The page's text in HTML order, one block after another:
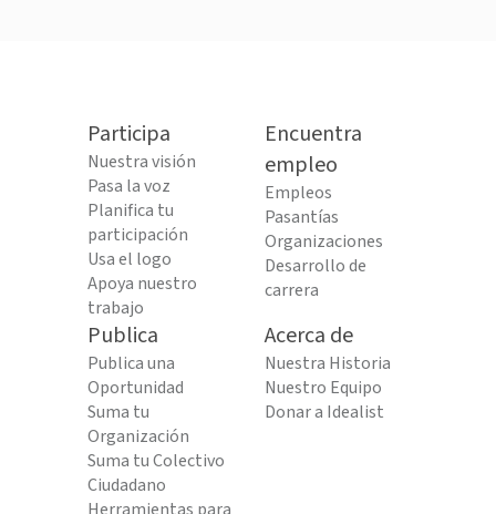
Participa
Nuestra visión
Pasa la voz
Planifica tu
participación
Usa el logo
Apoya nuestro
trabajo
Encuentra
empleo
Empleos
Pasantías
Organizaciones
Desarrollo de
carrera
Publica
Publica una
Oportunidad
Suma tu
Organización
Suma tu Colectivo
Ciudadano
Acerca de
Nuestra Historia
Nuestro Equipo
Donar a Idealist